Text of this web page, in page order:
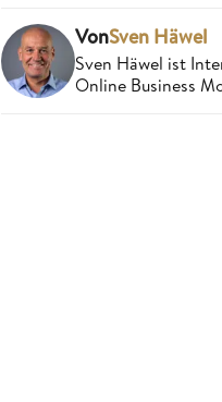
VonSven Häwel
Sven Häwel ist
Online Business